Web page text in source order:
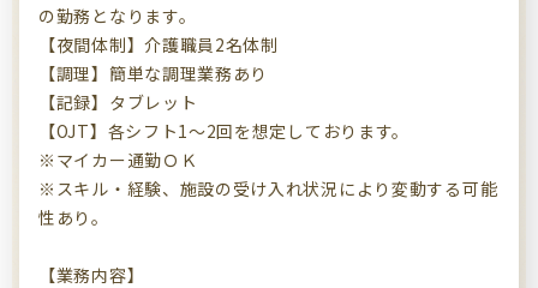
の勤務となります。
【夜間体制】介護職員2名体制
【調理】簡単な調理業務あり
【記録】タブレット
【OJT】各シフト1～2回を想定しております。
※マイカー通勤ＯＫ
※スキル・経験、施設の受け入れ状況により変動する可能
性あり。
【業務内容】